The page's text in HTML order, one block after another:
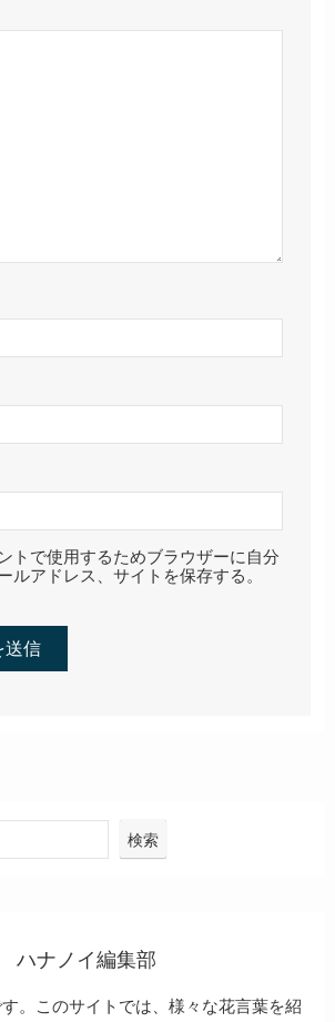
トで使用するためブラウザーに自分
ルアドレス、サイトを保存する。
検索
ハナノイ編集部
。このサイトでは、様々な花言葉を紹